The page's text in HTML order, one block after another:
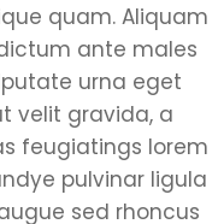
quam. Aliquam
ante males
urna eget
velit gravida, a
feugiatings lorem
pulvinar ligula
sed rhoncus